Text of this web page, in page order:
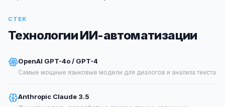
СТЕК
Технологии ИИ-автоматизации
OpenAI GPT-4o / GPT-4
Самые мощные языковые модели для диалогов и анализа текста
Anthropic Claude 3.5